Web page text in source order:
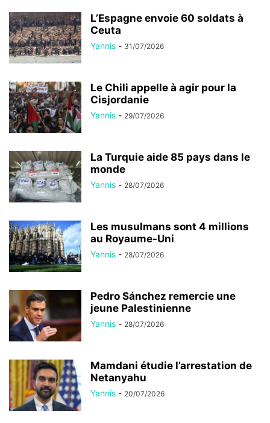
L’Espagne envoie 60 soldats à
Ceuta
Yannis - 31/07/2026
Le Chili appelle à agir pour la
Cisjordanie
Yannis - 29/07/2026
La Turquie aide 85 pays dans le
monde
Yannis - 28/07/2026
Les musulmans sont 4 millions
au Royaume-Uni
Yannis - 28/07/2026
Pedro Sánchez remercie une
jeune Palestinienne
Yannis - 28/07/2026
Mamdani étudie l’arrestation de
Netanyahu
Yannis - 20/07/2026